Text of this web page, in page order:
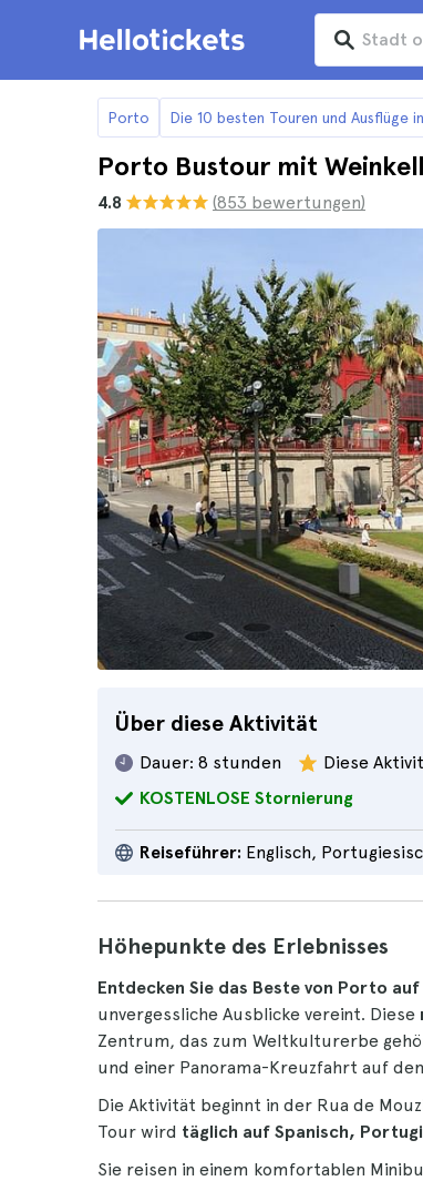
Porto Die 10 besten Touren und Ausflüge
Porto Bustour mit
4.8 (853 bewertungen)
Über diese Aktivität
Dauer: 8 stunden Diese
KOSTENLOSE Stornierung
Reiseführer: Englisch,
Höhepunkte des Erlebnisses
Entdecken Sie das Beste von Porto
unvergessliche Ausblicke vereint. Diese
Zentrum, das zum Weltkulturerbe
und einer Panorama-Kreuzfahrt auf
Die Aktivität beginnt in der Rua de
Tour wird täglich auf Spanisch,
Sie reisen in einem komfortablen